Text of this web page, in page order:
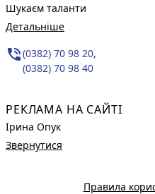
Шукаєм таланти
Детальніше
phone_in_talk(0382) 70 98 20,
(0382) 70 98 40
РЕКЛАМА НА САЙТІ
Ірина Опук
Звернутися
Правила